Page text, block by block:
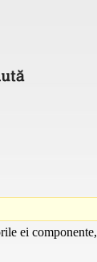
ei componente,